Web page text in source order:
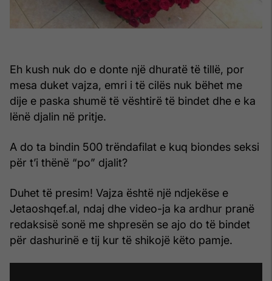
Eh kush nuk do e donte një dhuratë të tillë, por
mesa duket vajza, emri i të cilës nuk bëhet me
dije e paska shumë të vështirë të bindet dhe e ka
lënë djalin në pritje.
A do ta bindin 500 trëndafilat e kuq biondes seksi
për t’i thënë “po” djalit?
Duhet të presim! Vajza është një ndjekëse e
Jetaoshqef.al, ndaj dhe video-ja ka ardhur pranë
redaksisë sonë me shpresën se ajo do të bindet
për dashurinë e tij kur të shikojë këto pamje.